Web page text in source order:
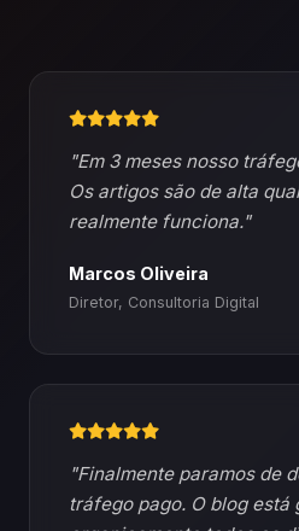
"Em 3 meses nosso
Os artigos são de alta
realmente funciona."
Marcos Oliveira
Diretor, Consultoria Digital
"Finalmente paramos de
tráfego pago. O blog está